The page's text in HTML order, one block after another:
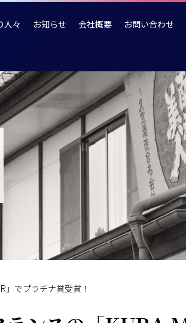
人々 お知らせ 会社概要 お問い合わせ
」でプラチナ賞受賞！